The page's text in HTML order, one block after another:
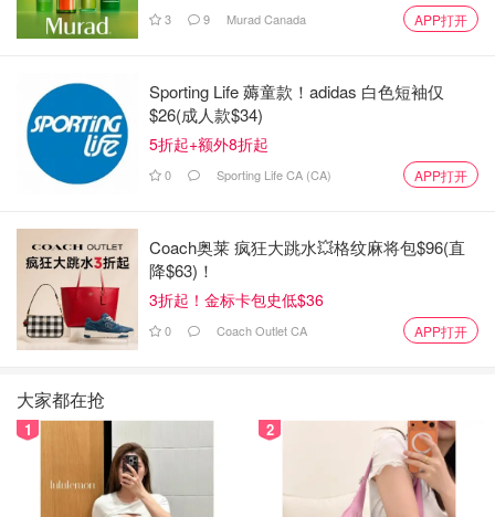
3 9 Murad Canada APP打开
Sporting Life 薅童款！adidas 白色短袖仅
$26(成人款$34)
5折起+额外8折起
0 Sporting Life CA (CA) APP打开
Coach奥莱 疯狂大跳水💥格纹麻将包$96(直
降$63)！
3折起！金标卡包史低$36
0 Coach Outlet CA APP打开
大家都在抢
1 2